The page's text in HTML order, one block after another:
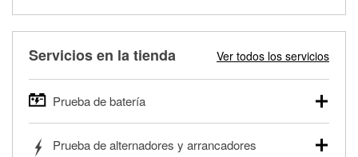
Servicios en la tienda Ver todos los servicios
Prueba de batería
autos, camionetas, SUVs, vehículos comerciales y
Prueba de alternadores y arrancadores